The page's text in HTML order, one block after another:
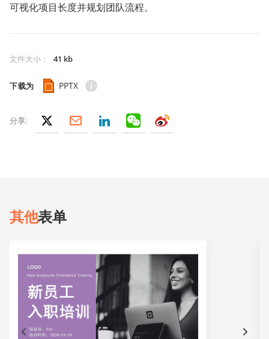
可视化项目长度并规划团队流程。
文件大小 ： 41 kb
下载为 PPTX
分享:
其他表单